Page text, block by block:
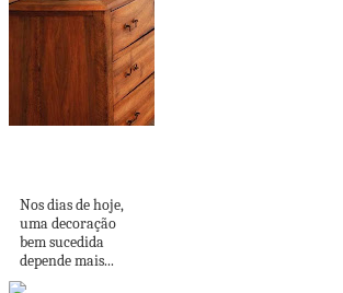
Nos dias de hoje,
uma decoração
bem sucedida
depende mais...